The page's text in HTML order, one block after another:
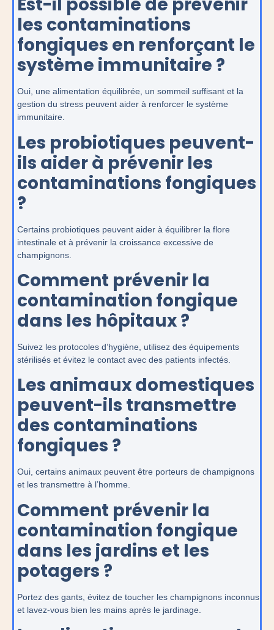
les contaminations
fongiques en renforçant le
système immunitaire ?
Oui, une alimentation équilibrée, un sommeil suffisant et la
gestion du stress peuvent aider à renforcer le système
immunitaire.
Les probiotiques peuvent-
ils aider à prévenir les
contaminations fongiques
?
Certains probiotiques peuvent aider à équilibrer la flore
intestinale et à prévenir la croissance excessive de
champignons.
Comment prévenir la
contamination fongique
dans les hôpitaux ?
Suivez les protocoles d’hygiène, utilisez des équipements
stérilisés et évitez le contact avec des patients infectés.
Les animaux domestiques
peuvent-ils transmettre
des contaminations
fongiques ?
Oui, certains animaux peuvent être porteurs de champignons
et les transmettre à l’homme.
Comment prévenir la
contamination fongique
dans les jardins et les
potagers ?
Portez des gants, évitez de toucher les champignons inconnus
et lavez-vous bien les mains après le jardinage.